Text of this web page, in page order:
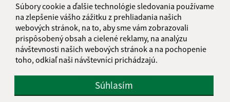
Súbory cookie a ďalšie technológie sledovania používame
na zlepšenie vášho zážitku z prehliadania našich
webových stránok, na to, aby sme vám zobrazovali
prispôsobený obsah a cielené reklamy, na analýzu
návštevnosti našich webových stránok a na pochopenie
toho, odkiaľ naši návštevníci prichádzajú.
Súhlasím
Informácie o stránke:
Vyhlásenie o prístupnosti